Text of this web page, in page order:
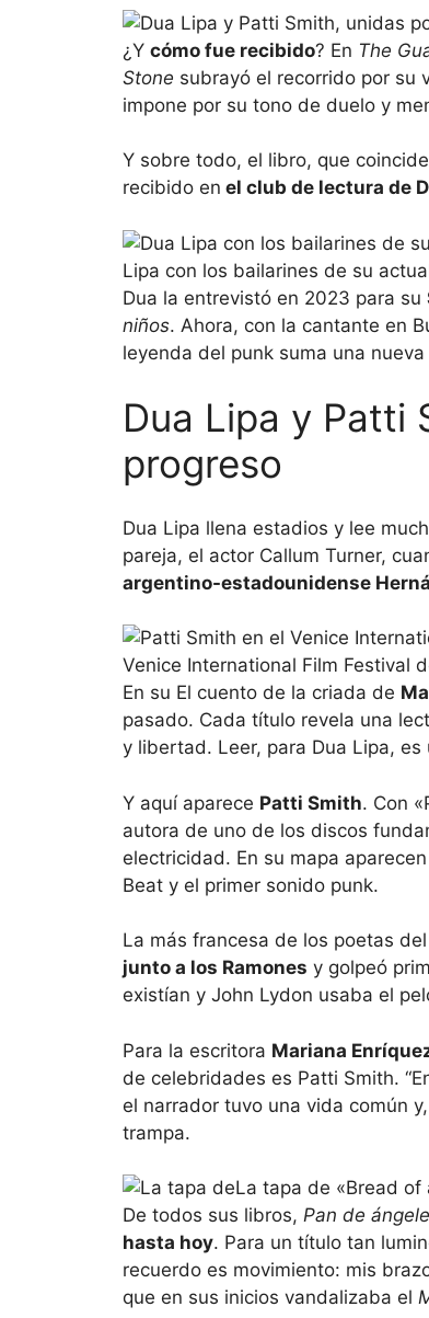
¿Y cómo fue recibido? En The
Stone subrayó el recorrido por su
impone por su tono de duelo y
Y sobre todo, el libro, que
recibido en el club de lectura de
Lipa con los bailarines de su
Dua la entrevistó en 2023 para su
niños. Ahora, con la cantante en
leyenda del punk suma una
Dua Lipa y Patti
progreso
Dua Lipa llena estadios y lee
pareja, el actor Callum Turner,
argentino-estadounidense
Venice International Film Festival
En su El cuento de la criada de
pasado. Cada título revela una
y libertad. Leer, para Dua Lipa,
Y aquí aparece Patti Smith. Con
autora de uno de los discos
electricidad. En su mapa aparecen
Beat y el primer sonido punk.
La más francesa de los poetas
junto a los Ramones y golpeó
existían y John Lydon usaba el
Para la escritora Mariana
de celebridades es Patti Smith.
el narrador tuvo una vida común
trampa.
La tapa de «Bread of
De todos sus libros, Pan de
hasta hoy. Para un título tan
recuerdo es movimiento: mis
que en sus inicios vandalizaba el